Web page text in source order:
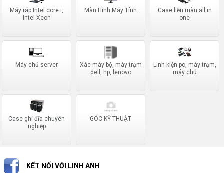
Máy ráp Intel core i,
Intel Xeon
Màn Hình Máy Tính
Case liền màn all in
one
Máy chủ server
Xác máy bộ, máy trạm
dell, hp, lenovo
Linh kiện pc, máy trạm,
máy chủ
Case ghi đĩa chuyên
nghiệp
GÓC KỸ THUẬT
KẾT NỐI VỚI LINH ANH